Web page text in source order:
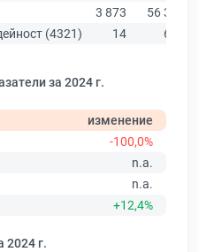
3 873
56 378
(4321)
14 691
за 2024 г.
изменение
-100,0%
n.a.
n.a.
+12,4%
2024 г.